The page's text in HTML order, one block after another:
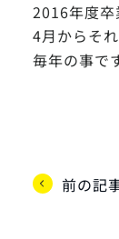
2016年度
4月からそ
毎年の事で
前の記